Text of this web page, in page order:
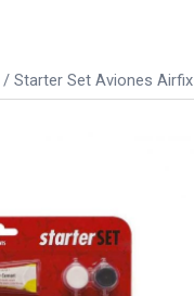
/ Starter Set Aviones Airfix